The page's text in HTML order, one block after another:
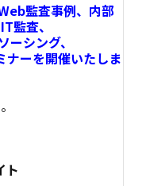
監査事例、内部
監査、
ーシング、
ーを開催いたしま
ト